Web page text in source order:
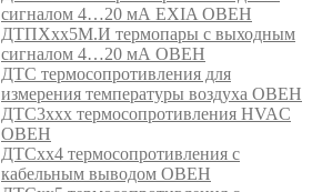
сигналом 4…20 мА EXIA ОВЕН
ДТПХхх5М.И термопары с выходным
сигналом 4…20 мА ОВЕН
ДТС термосопротивления для
измерения температуры воздуха ОВЕН
ДТС3ххх термосопротивления HVAC
ОВЕН
ДТСхх4 термосопротивления с
кабельным выводом ОВЕН